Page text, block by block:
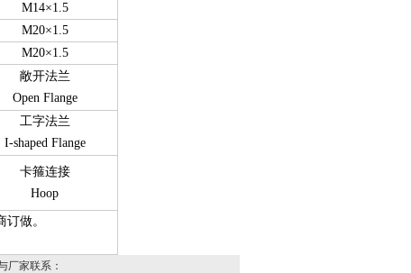
M14×1.5
M20×1.5
M20×1.5
敞开法兰
Open Flange
工字法兰
I-shaped Flange
卡箍连接
Hoop
做。
厂家联系：